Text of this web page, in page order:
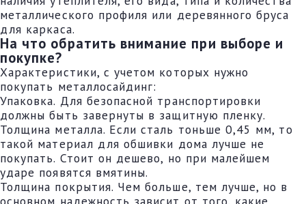
металлического профиля или деревянного бруса
для каркаса.
На что обратить внимание при выборе и
покупке?
Характеристики, с учетом которых нужно
покупать металлосайдинг:
Упаковка. Для безопасной транспортировки
должны быть завернуты в защитную пленку.
Толщина металла. Если сталь тоньше 0,45 мм, то
такой материал для обшивки дома лучше не
покупать. Стоит он дешево, но при малейшем
ударе появятся вмятины.
Толщина покрытия. Чем больше, тем лучше, но в